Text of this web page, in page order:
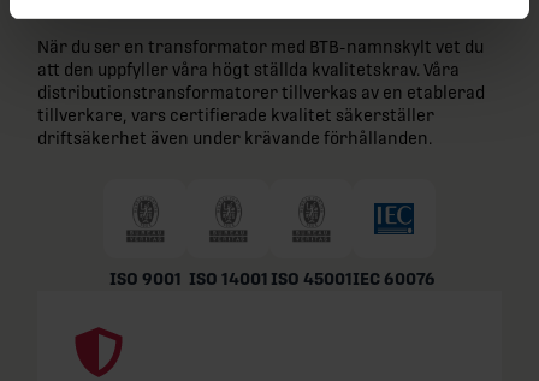
När du ser en transformator med BTB-namnskylt vet du
att den uppfyller våra högt ställda kvalitetskrav. Våra
distributionstransformatorer tillverkas av en etablerad
tillverkare, vars certifierade kvalitet säkerställer
driftsäkerhet även under krävande förhållanden.
ISO 9001 ISO 14001 ISO 45001IEC 60076